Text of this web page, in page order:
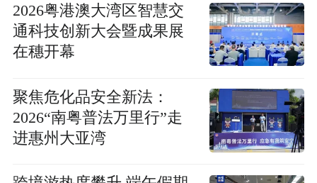
2026粤港澳大湾区智慧交
通科技创新大会暨成果展
在穗开幕
聚焦危化品安全新法：
2026“南粤普法万里行”走
进惠州大亚湾